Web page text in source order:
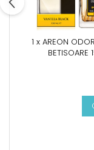
1 x AREON
BETISOARE